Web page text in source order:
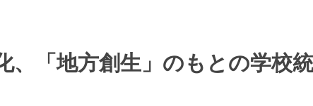
、「地方創生」のもとの学校統